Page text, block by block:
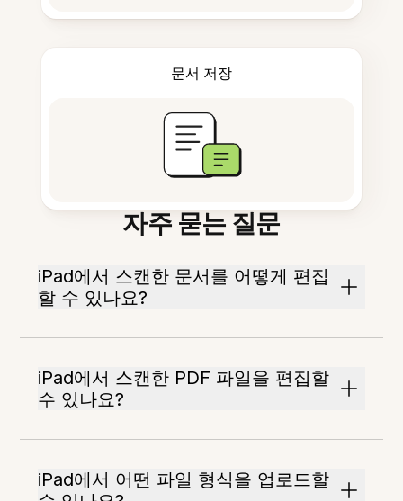
문서 저장
자주 묻는 질문
iPad에서 스캔한 문서를 어떻게 편집
할 수 있나요?
iPad에서 스캔한 PDF 파일을 편집할
수 있나요?
iPad에서 어떤 파일 형식을 업로드할